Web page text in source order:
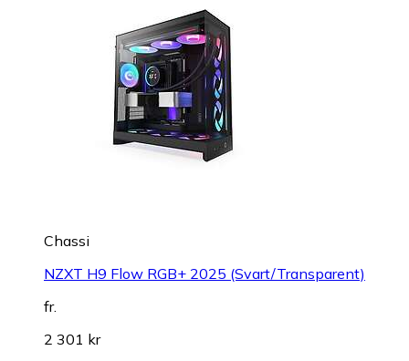
Chassi
NZXT H9 Flow RGB+ 2025 (Svart/Transparent)
fr.
2 301 kr